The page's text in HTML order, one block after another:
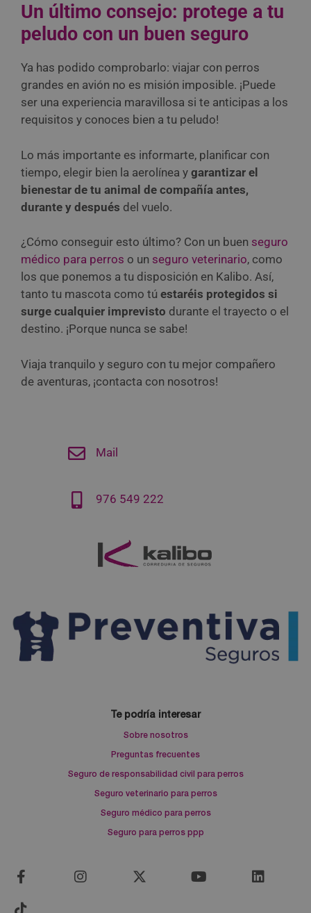
Un último consejo: protege a tu
peludo con un buen seguro
Ya has podido comprobarlo: viajar con perros
grandes en avión no es misión imposible. ¡Puede
ser una experiencia maravillosa si te anticipas a los
requisitos y conoces bien a tu peludo!
Lo más importante es informarte, planificar con
tiempo, elegir bien la aerolínea y garantizar el
bienestar de tu animal de compañía antes,
durante y después del vuelo.
¿Cómo conseguir esto último? Con un buen seguro
médico para perros o un seguro veterinario, como
los que ponemos a tu disposición en Kalibo. Así,
tanto tu mascota como tú estaréis protegidos si
surge cualquier imprevisto durante el trayecto o el
destino. ¡Porque nunca se sabe!
Viaja tranquilo y seguro con tu mejor compañero
de aventuras, ¡contacta con nosotros!
Mail
976 549 222
Te podría interesar
Sobre nosotros
Preguntas frecuentes
Seguro de responsabilidad civil para perros
Seguro veterinario para perros
Seguro médico para perros
Seguro para perros ppp